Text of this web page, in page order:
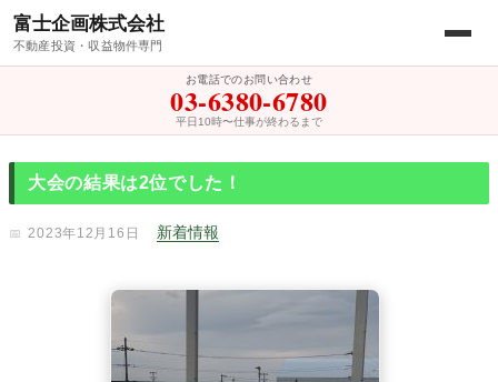
富士企画株式会社
不動産投資・収益物件専門
お電話でのお問い合わせ
03-6380-6780
平日10時〜仕事が終わるまで
大会の結果は2位でした！
2023年12月16日 新着情報